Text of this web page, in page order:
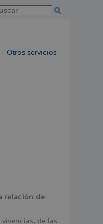
Otros servicios
relación de
de las